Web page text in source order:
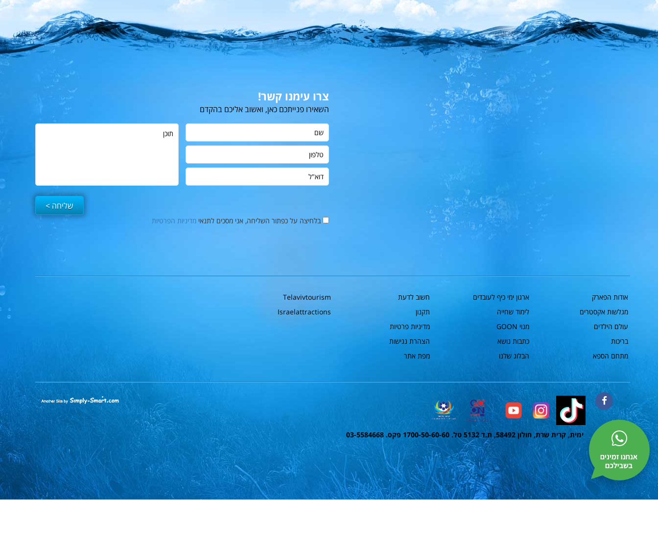
המחיר המלא בקופות =
154 ש"ח
ילד מגיל 2 חייב בכרטיס
שלכם
צרו עימנו קשר!
השאירו פנייתכם כאן, ואשוב אליכם בהקדם
שם
טלפון
דוא"ל
תוכן
בלחיצה על כפתור השליחה, אני מסכים לתנאי מדיניות הפרטיות
אודות הפארק
מגלשות אקסטרים
עולם הילדים
בריכות
מתחם הספא
ארגון ימי כיף לעובדים
לימוד שחייה
מנוי GOON
כתבות נושא
הבלוג שלנו
חשוב לדעת
תקנון
מדיניות פרטיות
הצהרת נגישות
מפת אתר
Telavivtourism
Israelattractions
פייסבוק
ימית, קרית שרת, חולון 58492, ת.ד 5132 טל. 1700-50-60-60 פקס. 03-5584668
Simply-
Smart
אתרים
קידום
אתרים